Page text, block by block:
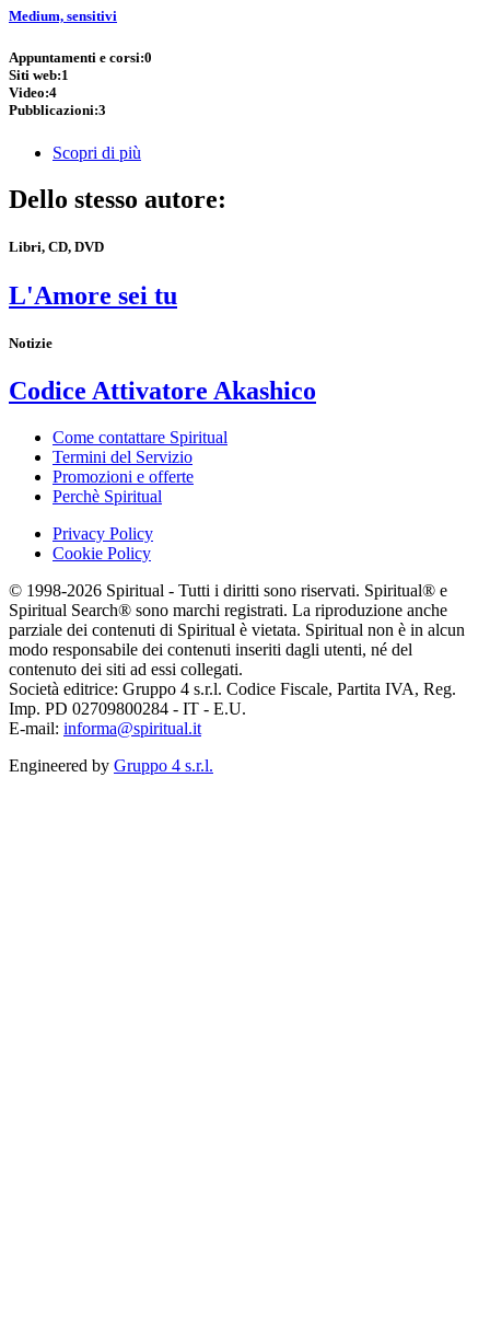
Medium, sensitivi
Appuntamenti e corsi:0
Siti web:1
Video:4
Pubblicazioni:3
Scopri di più
Dello stesso autore:
Libri, CD, DVD
L'Amore sei tu
Notizie
Codice Attivatore Akashico
Come contattare Spiritual
Termini del Servizio
Promozioni e offerte
Perchè Spiritual
Privacy Policy
Cookie Policy
© 1998-2026 Spiritual - Tutti i diritti sono riservati. Spiritual® e
Spiritual Search® sono marchi registrati. La riproduzione anche
parziale dei contenuti di Spiritual è vietata. Spiritual non è in alcun
modo responsabile dei contenuti inseriti dagli utenti, né del
contenuto dei siti ad essi collegati.
Società editrice: Gruppo 4 s.r.l. Codice Fiscale, Partita IVA, Reg.
Imp. PD 02709800284 - IT - E.U.
E-mail: informa@spiritual.it
Engineered by Gruppo 4 s.r.l.